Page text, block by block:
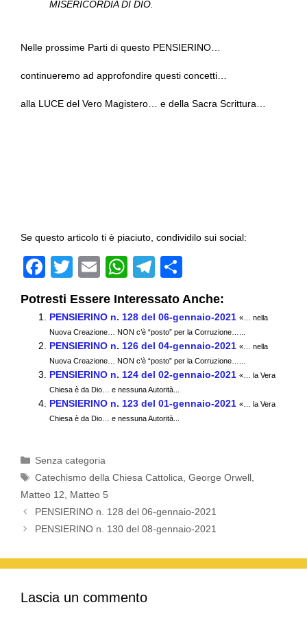
MISERICORDIA DI DIO.
Nelle prossime Parti di questo PENSIERINO…
continueremo ad approfondire questi concetti…
alla LUCE del Vero Magistero… e della Sacra Scrittura…
Se questo articolo ti è piaciuto, condividilo sui social:
F
c
e
b
o
o
k
T
wi
tt
er
E
m
ail
W
at
s
A
p
p
T
el
e
gr
a
m
o
n
di
vi
di
Potresti Essere Interessato Anche:
PENSIERINO n. 128 del 06-gennaio-2021 «… nella
Nuova Creazione… NON c’è “posto” per la Corruzione…...
PENSIERINO n. 126 del 04-gennaio-2021 «… nella
Nuova Creazione… NON c’è “posto” per la Corruzione…...
PENSIERINO n. 124 del 02-gennaio-2021 «… la Vera
Chiesa è da Dio… e nessuna Autorità...
PENSIERINO n. 123 del 01-gennaio-2021 «… la Vera
Chiesa è da Dio… e nessuna Autorità...
Categorie
Senza categoria
Tag
Catechismo della Chiesa Cattolica,George Orwell,
Matteo 12, Matteo 5
PENSIERINO n. 128 del 06-gennaio-2021
PENSIERINO n. 130 del 08-gennaio-2021
Lascia un commento